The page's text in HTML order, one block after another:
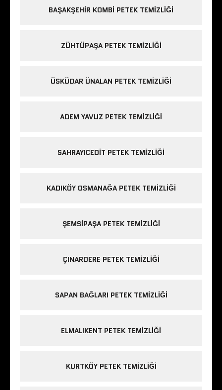
BAŞAKŞEHIR KOMBI PETEK TEMIZLIĞI
ZÜHTÜPAŞA PETEK TEMIZLIĞI
ÜSKÜDAR ÜNALAN PETEK TEMIZLIĞI
ADEM YAVUZ PETEK TEMIZLIĞI
SAHRAYICEDIT PETEK TEMIZLIĞI
KADIKÖY OSMANAĞA PETEK TEMIZLIĞI
ŞEMSIPAŞA PETEK TEMIZLIĞI
ÇINARDERE PETEK TEMIZLIĞI
SAPAN BAĞLARI PETEK TEMIZLIĞI
ELMALIKENT PETEK TEMIZLIĞI
KURTKÖY PETEK TEMIZLIĞI